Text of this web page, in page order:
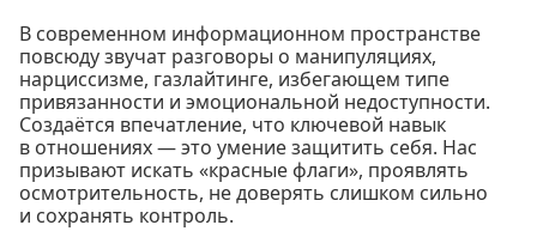
В современном информационном пространстве
повсюду звучат разговоры о манипуляциях,
нарциссизме, газлайтинге, избегающем типе
привязанности и эмоциональной недоступности.
Создаётся впечатление, что ключевой навык
в отношениях — это умение защитить себя. Нас
призывают искать «красные флаги», проявлять
осмотрительность, не доверять слишком сильно
и сохранять контроль.